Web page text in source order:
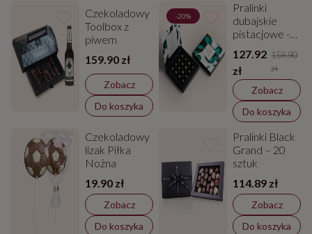
Czekoladowy
Toolbox z
piwem
159.90 zł
Zobacz
Do koszyka
-20%
Pralinki
dubajskie
pistacjowe -
127.92
zł
159.90
zł
Zobacz
Do koszyka
Czekoladowy
lizak Piłka
Nożna
19.90 zł
Zobacz
Do koszyka
Pralinki Black
Grand – 20
sztuk
114.89 zł
Zobacz
Do koszyka